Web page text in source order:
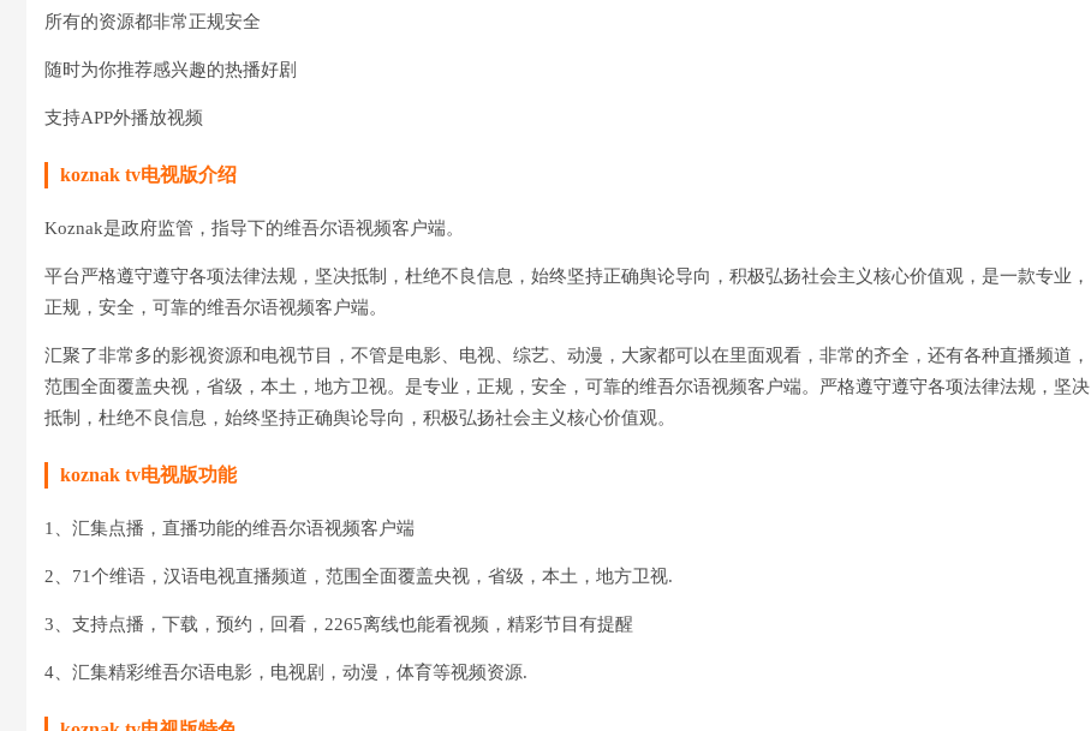
所有的资源都非常正规安全
随时为你推荐感兴趣的热播好剧
支持APP外播放视频
koznak tv电视版介绍
Koznak是政府监管，指导下的维吾尔语视频客户端。
平台严格遵守遵守各项法律法规，坚决抵制，杜绝不良信息，始终坚持正确舆论导向，积极弘扬社会主义核心价值观，是一款专业，
正规，安全，可靠的维吾尔语视频客户端。
汇聚了非常多的影视资源和电视节目，不管是电影、电视、综艺、动漫，大家都可以在里面观看，非常的齐全，还有各种直播频道，
范围全面覆盖央视，省级，本土，地方卫视。是专业，正规，安全，可靠的维吾尔语视频客户端。严格遵守遵守各项法律法规，坚决
抵制，杜绝不良信息，始终坚持正确舆论导向，积极弘扬社会主义核心价值观。
koznak tv电视版功能
1、汇集点播，直播功能的维吾尔语视频客户端
2、71个维语，汉语电视直播频道，范围全面覆盖央视，省级，本土，地方卫视.
3、支持点播，下载，预约，回看，2265离线也能看视频，精彩节目有提醒
4、汇集精彩维吾尔语电影，电视剧，动漫，体育等视频资源.